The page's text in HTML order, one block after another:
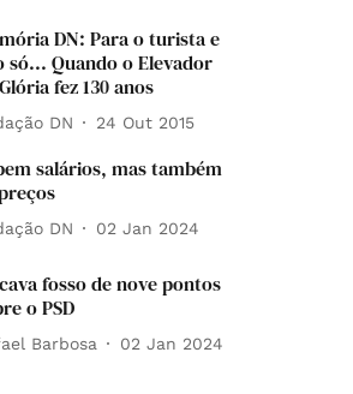
DN: Para o turista e
só... Quando o Elevador
fez 130 anos
DN 24 Out 2015
salários, mas também
DN 02 Jan 2024
fosso de nove pontos
o PSD
Barbosa 02 Jan 2024